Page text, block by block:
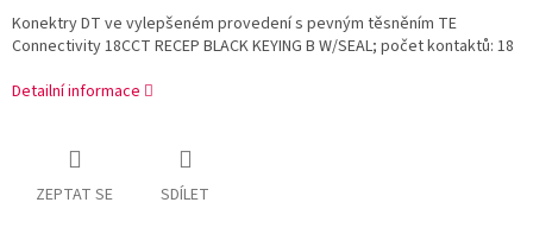
Konektry DT ve vylepšeném provedení s pevným těsněním TE
Connectivity 18CCT RECEP BLACK KEYING B W/SEAL; počet kontaktů: 18
Detailní informace
ZEPTAT SE SDÍLET